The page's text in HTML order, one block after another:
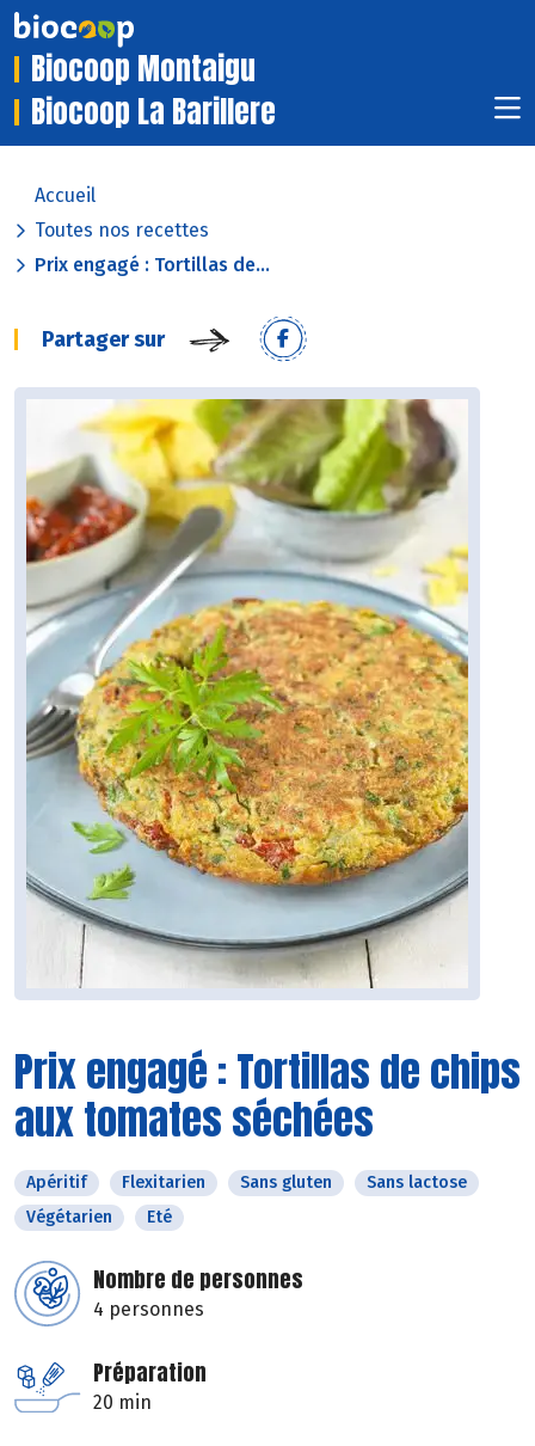
Biocoop Montaigu
Biocoop La Barillere
Accueil
Toutes nos recettes
Prix engagé : Tortillas de...
Partager sur
Prix engagé : Tortillas de chips
aux tomates séchées
Apéritif Flexitarien Sans gluten
Sans lactose
Végétarien
Eté
Nombre de personnes
4 personnes
Préparation
20 min